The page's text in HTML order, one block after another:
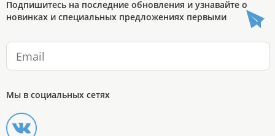
Подпишитесь на последние обновления и узнавайте о
новинках и специальных предложениях первыми
Мы в социальных сетях